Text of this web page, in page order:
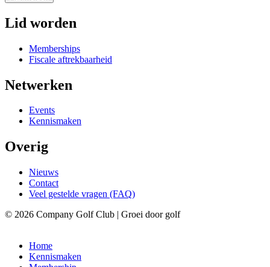
Lid worden
Memberships
Fiscale aftrekbaarheid
Netwerken
Events
Kennismaken
Overig
Nieuws
Contact
Veel gestelde vragen (FAQ)
© 2026 Company Golf Club | Groei door golf
Home
Kennismaken